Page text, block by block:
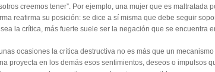
creemos tener”. Por ejemplo, una mujer que es maltratada
reafirma su posición: se dice a sí misma que debe seguir
la crítica, más fuerte suele ser la negación que se encuentra
ocasiones la crítica destructiva no es más que un
proyecta en los demás esos sentimientos, deseos o impulsos